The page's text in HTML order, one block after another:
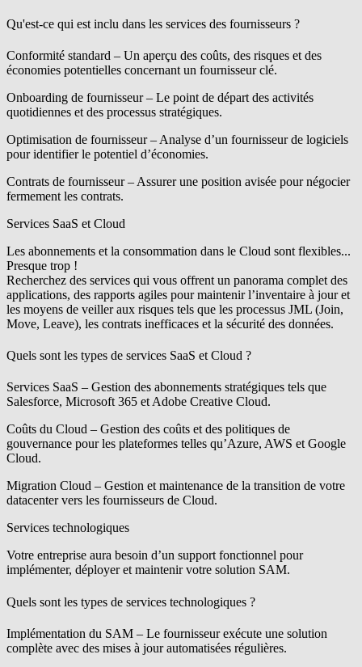
Qu'est-ce qui est inclu dans les services des fournisseurs ?
Conformité standard – Un aperçu des coûts, des risques et des
économies potentielles concernant un fournisseur clé.
Onboarding de fournisseur– Le point de départ des activités
quotidiennes et des processus stratégiques.
Optimisation de fournisseur– Analyse d’un fournisseur de logiciels
pour identifier le potentiel d’économies.
Contrats de fournisseur– Assurer une position avisée pour négocier
fermement les contrats.
Services SaaS et Cloud
Les abonnements et la consommation dans le Cloud sont flexibles...
Presque trop !
Recherchez des services qui vous offrent un panorama complet des
applications, des rapports agiles pour maintenir l’inventaire à jour et
les moyens de veiller aux risques tels que les processus JML (Join,
Move, Leave), les contrats inefficaces et la sécurité des données.
Quels sont les types de services SaaS et Cloud ?
Services SaaS – Gestion des abonnements stratégiques tels que
Salesforce, Microsoft 365 et Adobe Creative Cloud.
Coûts du Cloud – Gestion des coûts et des politiques de
gouvernance pour les plateformes telles qu’Azure, AWS et Google
Cloud.
Migration Cloud – Gestion et maintenance de la transition de votre
datacenter vers les fournisseurs de Cloud.
Services technologiques
Votre entreprise aura besoin d’un support fonctionnel pour
implémenter, déployer et maintenir votre solution SAM.
Quels sont les types de services technologiques ?
Implémentation du SAM – Le fournisseur exécute une solution
complète avec des mises à jour automatisées régulières.